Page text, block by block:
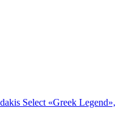
Select «Greek Legend»,